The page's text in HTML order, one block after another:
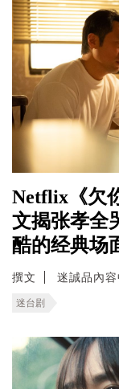
Netflix《欠
文揭张孝全
酷的经典场
撰文 迷誠品內
迷台剧